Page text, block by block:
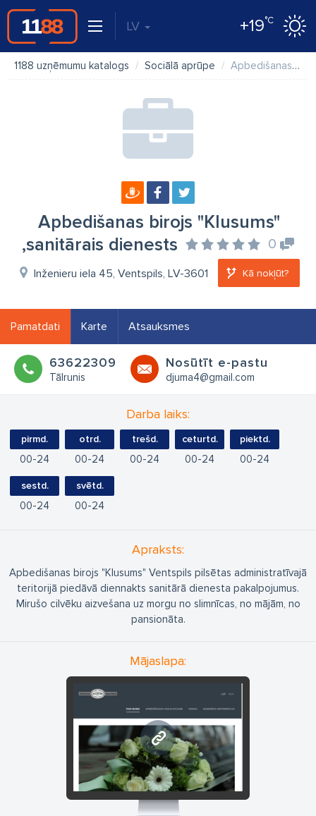
LV +19°C
1188 uzņēmumu katalogs Sociālā aprūpe Apbedišanas birojs "Klusums" ,sanitārais dienests
Apbedišanas birojs "Klusums"
,sanitārais dienests
0
Inženieru iela 45, Ventspils, LV-3601 Kā nokļūt?
Pamatdati Karte Atsauksmes
63622309
Tālrunis
Nosūtīt e-pastu
djuma4@gmail.com
Darba laiks:
pirmd.
00 24
otrd.
00 24
trešd.
00 24
ceturtd.
00 24
piektd.
00 24
sestd.
00 24
svētd.
00 24
Apraksts:
Apbedišanas birojs "Klusums" Ventspils pilsētas administratīvajā
teritorijā piedāvā diennakts sanitārā dienesta pakalpojumus.
Mirušo cilvēku aizvešana uz morgu no slimnīcas, no mājām, no
pansionāta.
Mājaslapa:
www.ventspilsklusums.lv